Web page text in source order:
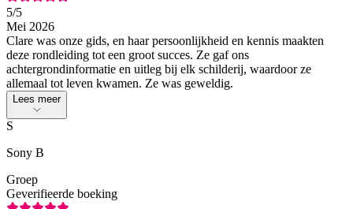
5/5
Mei 2026
Clare was onze gids, en haar persoonlijkheid en kennis maakten
deze rondleiding tot een groot succes. Ze gaf ons
achtergrondinformatie en uitleg bij elk schilderij, waardoor ze
allemaal tot leven kwamen. Ze was geweldig.
Lees meer
S
Sony B
Groep
Geverifieerde boeking